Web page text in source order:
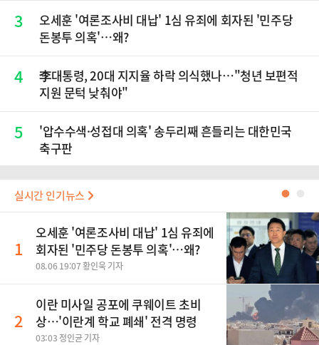
재점화, 김민석 "과반 승리 가능성 99%" 등
3
오세훈 '여론조사비 대납' 1심 유죄에 회자된 '민주당
돈봉투 의혹'…왜?
4
李대통령, 20대 지지율 하락 의식했나…"청년 보편적
지원 문턱 낮춰야"
5
'압수수색·성접대 의혹' 송두리째 흔들리는 대한민국
축구판
실시간 인기뉴스 ●
1
오세훈 '여론조사비 대납' 1심 유죄에
회자된 '민주당 돈봉투 의혹'…왜?
08.06 19:07 황인욱 기자
2
이란 미사일 공포에 쿠웨이트 초비
상…'이란계 학교 폐쇄' 전격 명령
03:03 정인균 기자